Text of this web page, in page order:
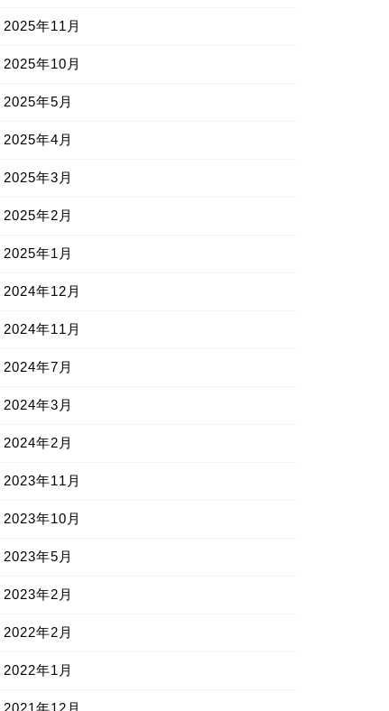
2025年11月
2025年10月
2025年5月
2025年4月
2025年3月
2025年2月
2025年1月
2024年12月
2024年11月
2024年7月
2024年3月
2024年2月
2023年11月
2023年10月
2023年5月
2023年2月
2022年2月
2022年1月
2021年12月